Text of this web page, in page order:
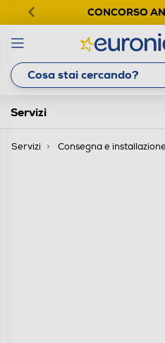
CONCORSO
Servizi
Servizi Consegna e installazione